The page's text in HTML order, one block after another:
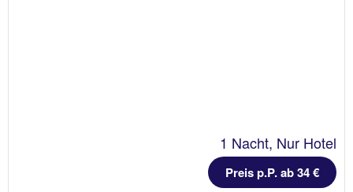
1 Nacht, Nur Hotel
Preis p.P. ab 34 €